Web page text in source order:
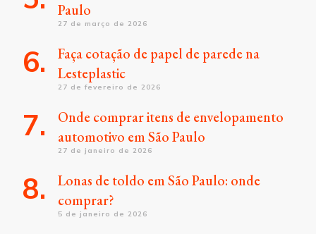
Paulo
27 de março de 2026
Faça cotação de papel de parede na
Lesteplastic
27 de fevereiro de 2026
Onde comprar itens de envelopamento
automotivo em São Paulo
27 de janeiro de 2026
Lonas de toldo em São Paulo: onde
comprar?
5 de janeiro de 2026